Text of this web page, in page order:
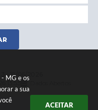
MG e os
a sua
ACEITAR
- 19/06/2026
13:55